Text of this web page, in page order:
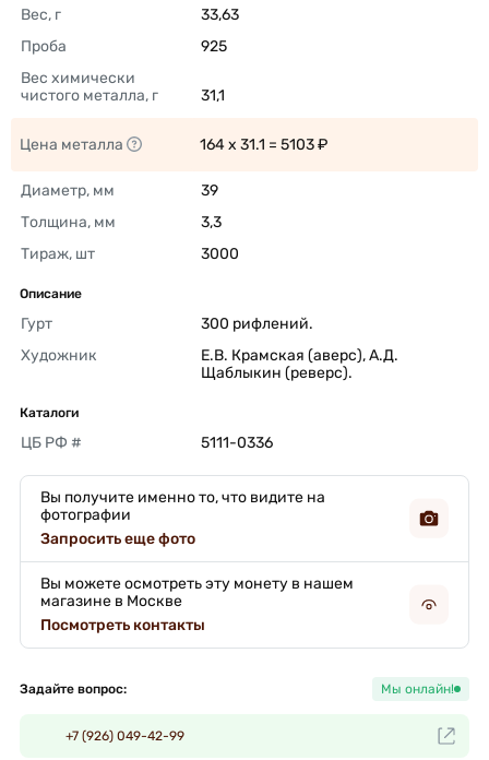
Вес, г
33,63
Проба
925
Вес химически
чистого металла, г
31,1
Цена металла 164 x 31.1 = 5103 ₽
Диаметр, мм
39
Толщина, мм
3,3
Тираж, шт
3000
Описание
Гурт
300 рифлений.
Художник
Е.В. Крамская (аверс), А.Д.
Щаблыкин (реверс).
Каталоги
ЦБ РФ # 5111-0336
Вы получите именно то, что видите на
фотографии
Запросить еще фото
Вы можете осмотреть эту монету в нашем
магазине в Москве
Посмотреть контакты
Задайте вопрос: Мы онлайн!
+7 (926) 049-42-99